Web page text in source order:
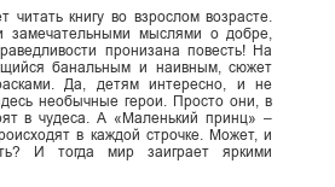
читать книгу во взрослом возрасте.
замечательными мыслями о добре,
пронизана повесть! На
банальным и наивным, сюжет
Да, детям интересно, и не
необычные герои. Просто они, в
в чудеса. А «Маленький принц» –
в каждой строчке. Может, и
И тогда мир заиграет яркими